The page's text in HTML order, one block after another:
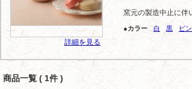
詳細を見る
窯元の製造中止に伴
●カラー 白 黒 ピ
商品一覧 ( 1件 )